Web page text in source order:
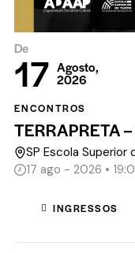
De
17 Agosto,
2026
ENCONTROS
TERRAPRETA
SP Escola
17 ago - 2026 •
INGRESSOS